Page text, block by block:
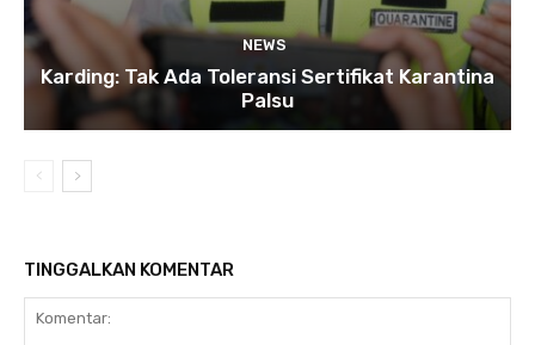
NEWS
Karding: Tak Ada Toleransi Sertifikat Karantina
Palsu
TINGGALKAN KOMENTAR